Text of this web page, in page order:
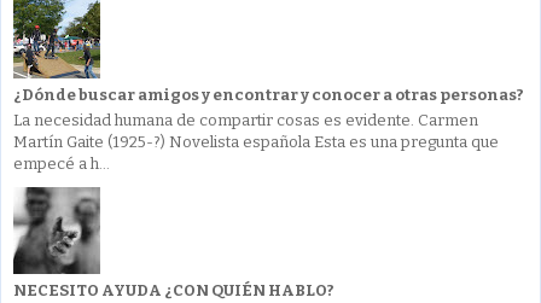
¿Dónde buscar amigos y encontrar y conocer a otras personas?
La necesidad humana de compartir cosas es evidente. Carmen
Martín Gaite (1925-?) Novelista española Esta es una pregunta que
empecé a h...
NECESITO AYUDA ¿CON QUIÉN HABLO?